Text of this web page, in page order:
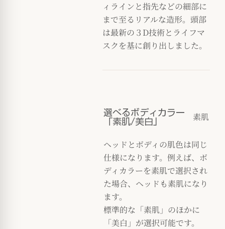
ィラインと指先などの細部に
まで至るリアルな造形。頭部
は最新の３D技術とライフマ
スクを基に創り出しました。
選べるボディカラー
「素肌/美白」
素肌
ヘッドとボディの肌色は同じ
仕様になります。例えば、ボ
ディカラーを素肌で選択され
た場合、ヘッドも素肌になり
ます。
標準的な「素肌」のほかに
「美白」が選択可能です。